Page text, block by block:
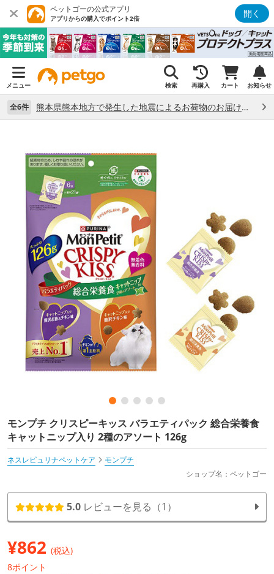
ペットゴーの公式アプリ
アプリからの購入でポイント2倍 開く
メニュー 検索 再購入 カート お知らせ
全6件 熊本県熊本地方で発生した地震によるお荷物のお届け状況について （7/28）
モンプチ クリスピーキッス バラエティパック 総合栄養食
キャットニップ入り 2種のアソート 126g
ネスレピュリナペットケア
モンプチ
ショップ名：ペットゴー
5.0 レビューを見る（1）
¥862 (税込)
8ポイント